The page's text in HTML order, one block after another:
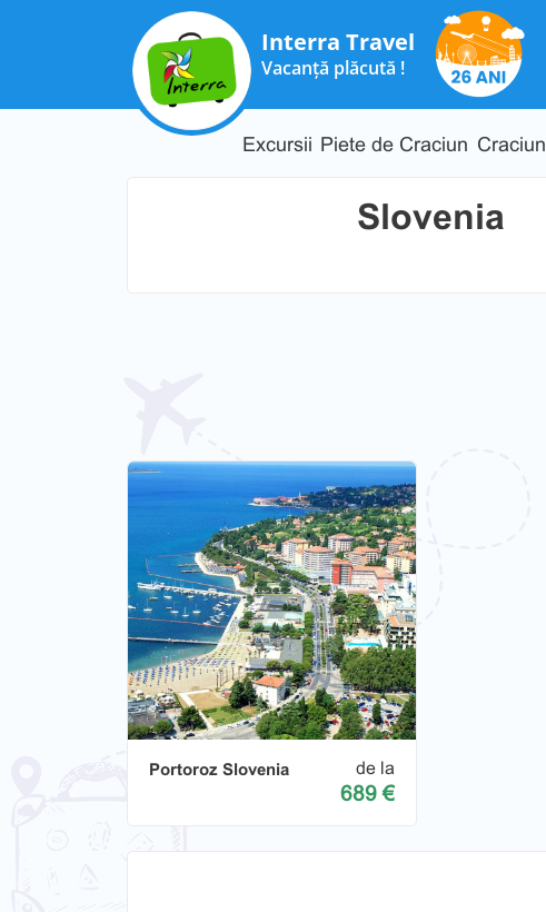
Interra Travel
Vacanță plăcută !
Excursii Piete de Craciun Craciun
Slovenia
Portoroz Slovenia de la
689 €